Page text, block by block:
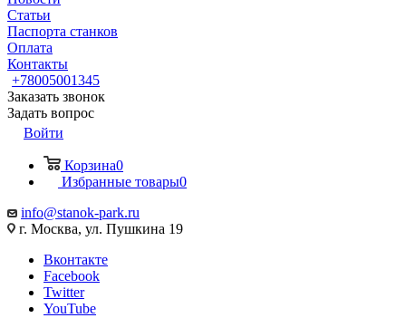
Статьи
Паспорта станков
Оплата
Контакты
+78005001345
Заказать звонок
Задать вопрос
Войти
Корзина0
Избранные товары0
info@stanok-park.ru
г. Москва, ул. Пушкина 19
Вконтакте
Facebook
Twitter
YouTube